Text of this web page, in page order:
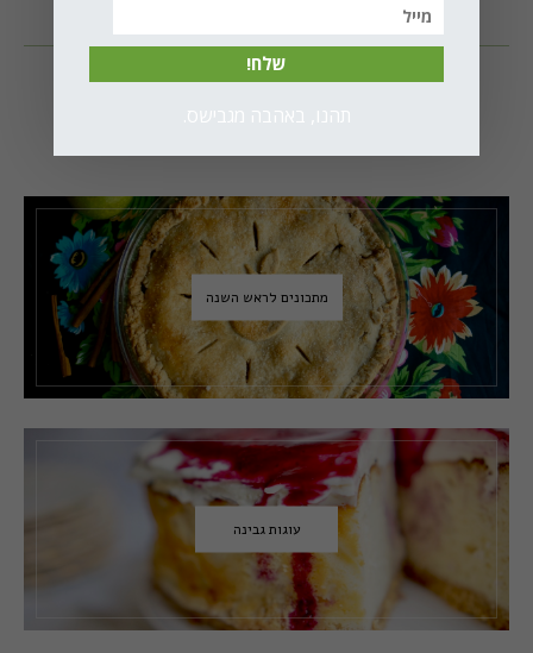
תמצאו אותי גם כאן
מתכונים לראש השנה
עוגות גבינה
שלח!
תהנו, באהבה מגבישס.